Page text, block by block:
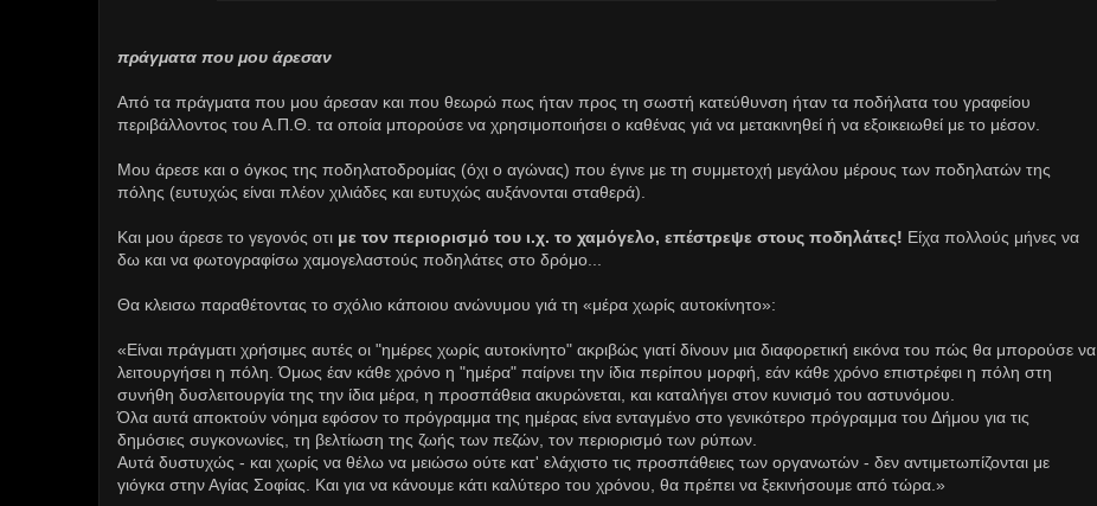
πράγματα που μου άρεσαν
Από τα πράγματα που μου άρεσαν και που θεωρώ πως ήταν προς τη σωστή κατεύθυνση ήταν τα ποδήλατα του γραφείου
περιβάλλοντος του Α.Π.Θ. τα οποία μπορούσε να χρησιμοποιήσει ο καθένας γιά να μετακινηθεί ή να εξοικειωθεί με το μέσον.
Μου άρεσε και ο όγκος της ποδηλατοδρομίας (όχι ο αγώνας) που έγινε με τη συμμετοχή μεγάλου μέρους των ποδηλατών της
πόλης (ευτυχώς είναι πλέον χιλιάδες και ευτυχώς αυξάνονται σταθερά).
Και μου άρεσε το γεγονός οτι με τον περιορισμό του ι.χ. το χαμόγελο, επέστρεψε στους ποδηλάτες! Είχα πολλούς μήνες να
δω και να φωτογραφίσω χαμογελαστούς ποδηλάτες στο δρόμο...
Θα κλεισω παραθέτοντας το σχόλιο κάποιου ανώνυμου γιά τη «μέρα χωρίς αυτοκίνητο»:
«Είναι πράγματι χρήσιμες αυτές οι "ημέρες χωρίς αυτοκίνητο" ακριβώς γιατί δίνουν μια διαφορετική εικόνα του πώς θα μπορούσε να
λειτουργήσει η πόλη. Όμως έαν κάθε χρόνο η "ημέρα" παίρνει την ίδια περίπου μορφή, εάν κάθε χρόνο επιστρέφει η πόλη στη
συνήθη δυσλειτουργία της την ίδια μέρα, η προσπάθεια ακυρώνεται, και καταλήγει στον κυνισμό του αστυνόμου.
Όλα αυτά αποκτούν νόημα εφόσον το πρόγραμμα της ημέρας είνα ενταγμένο στο γενικότερο πρόγραμμα του Δήμου για τις
δημόσιες συγκονωνίες, τη βελτίωση της ζωής των πεζών, τον περιορισμό των ρύπων.
Αυτά δυστυχώς - και χωρίς να θέλω να μειώσω ούτε κατ' ελάχιστο τις προσπάθειες των οργανωτών - δεν αντιμετωπίζονται με
γιόγκα στην Αγίας Σοφίας. Και για να κάνουμε κάτι καλύτερο του χρόνου, θα πρέπει να ξεκινήσουμε από τώρα.»